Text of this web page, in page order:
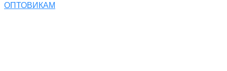
ОПТОВИКАМ